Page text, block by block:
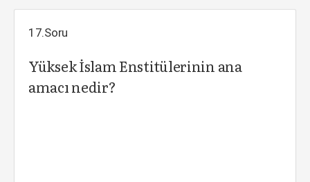
17.Soru
Yüksek İslam Enstitülerinin ana
amacı nedir?